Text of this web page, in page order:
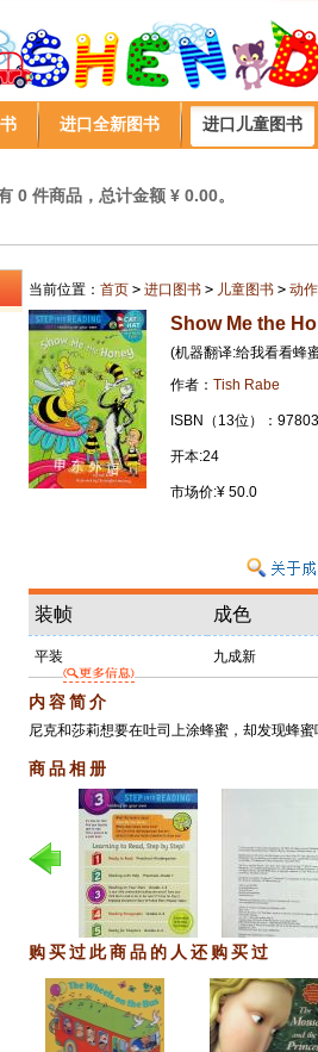
进口全新图书 进口儿童图书
0 件商品，总计金额 ¥ 0.00。
当前位置： 首页 > 进口图书 > 儿童图书 > 动
Show Me the
(机器翻译:给我看看蜂
作者： Tish Rabe
ISBN（13位）：
开本:24
市场价:¥ 50.0
装帧 成色
平装 九成新
内容简介
尼克和莎莉想要在吐司上涂蜂蜜，却发现蜂
商品相册
购买过此商品的人还购买过